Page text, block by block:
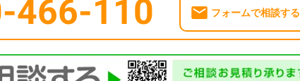
466-110 フォームで相談する